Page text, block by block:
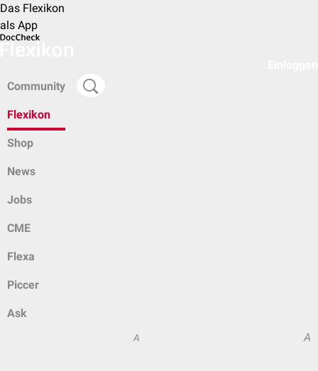
Das Flexikon
als App
Community
Flexikon
Shop
News
Jobs
CME
Flexa
Piccer
Ask
A A